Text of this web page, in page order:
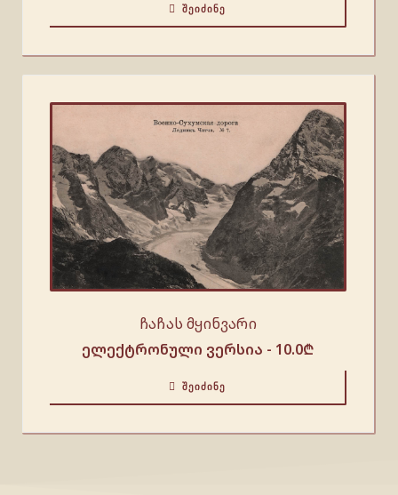
ᲨᲔᲘᲫᲘᲜᲔ
ჩაჩას მყინვარი
ელექტრონული ვერსია - 10.0₾
ᲨᲔᲘᲫᲘᲜᲔ